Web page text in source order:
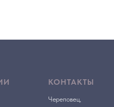
КОНТАКТЫ
Череповец,